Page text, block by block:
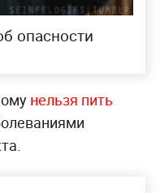
опасности
нельзя пить